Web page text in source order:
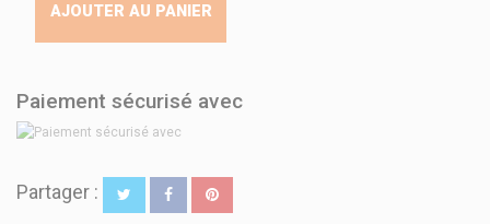
AJOUTER AU PANIER
Paiement sécurisé avec
Partager :